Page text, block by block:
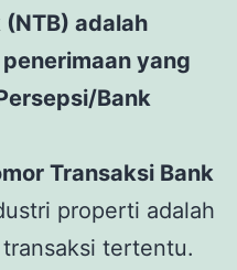
adalah
yang
Bank
Transaksi Bank
properti adalah
tertentu.